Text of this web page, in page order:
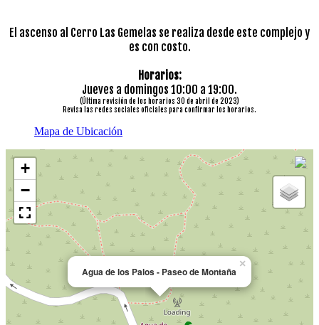
El ascenso al Cerro Las Gemelas se realiza desde este complejo y
es con costo.
Horarios:
Jueves a domingos 10:00 a 19:00.
(Última revisión de los horarios 30 de abril de 2023)
Revisa las redes sociales oficiales para confirmar los horarios.
Mapa de Ubicación
Agua de los Palos - Paseo de Montaña
×
+
−